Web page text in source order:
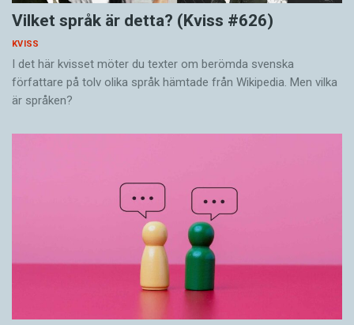
Vilket språk är detta? (Kviss #626)
KVISS
I det här kvisset möter du texter om berömda svenska
författare på tolv olika språk hämtade från Wikipedia. Men vilka
är språken?